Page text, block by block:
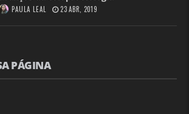
PAULA LEAL 23 ABR, 2019
PÁGINA